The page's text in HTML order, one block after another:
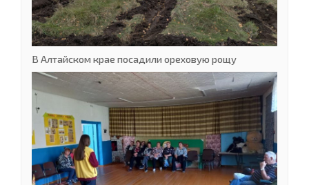
В Алтайском крае посадили ореховую рощу